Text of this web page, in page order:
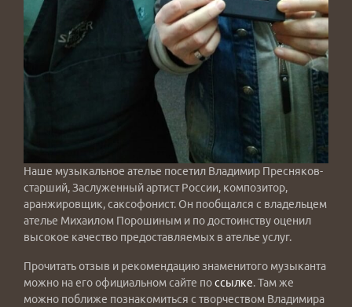
Наше музыкальное ателье посетил Владимир Пресняков-
старший, Заслуженный артист России, композитор,
аранжировщик, саксофонист. Он пообщался с владельцем
ателье Михаилом Порошиным и по достоинству оценил
высокое качество предоставляемых в ателье услуг.
Прочитать отзыв и рекомендацию знаменитого музыканта
можно на его официальном сайте поссылке. Там же
можно поближе познакомиться с творчеством Владимира